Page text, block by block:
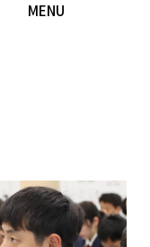
MENU